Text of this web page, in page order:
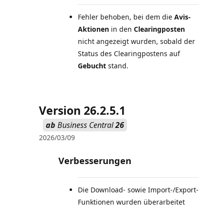
Fehler behoben, bei dem die Avis-
Aktionen in den Clearingposten
nicht angezeigt wurden, sobald der
Status des Clearingpostens auf
Gebucht stand.
Version 26.2.5.1
ab Business Central26
2026/03/09
Verbesserungen
Die Download- sowie Import-/Export-
Funktionen wurden überarbeitet